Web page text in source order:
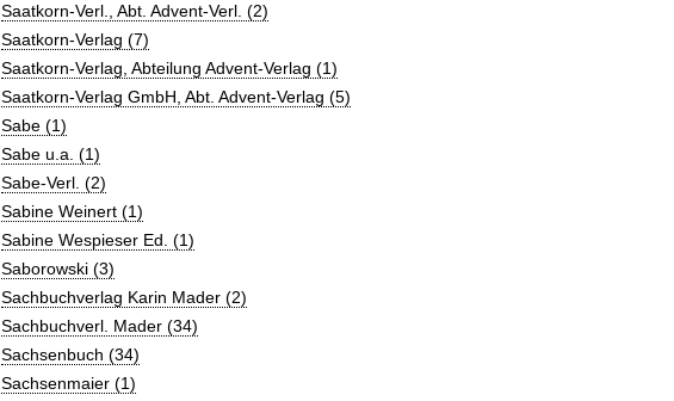
Saatkorn-Verl., Abt. Advent-Verl. (2)
Saatkorn-Verlag (7)
Saatkorn-Verlag, Abteilung Advent-Verlag (1)
Saatkorn-Verlag GmbH, Abt. Advent-Verlag (5)
Sabe (1)
Sabe u.a. (1)
Sabe-Verl. (2)
Sabine Weinert (1)
Sabine Wespieser Ed. (1)
Saborowski (3)
Sachbuchverlag Karin Mader (2)
Sachbuchverl. Mader (34)
Sachsenbuch (34)
Sachsenmaier (1)